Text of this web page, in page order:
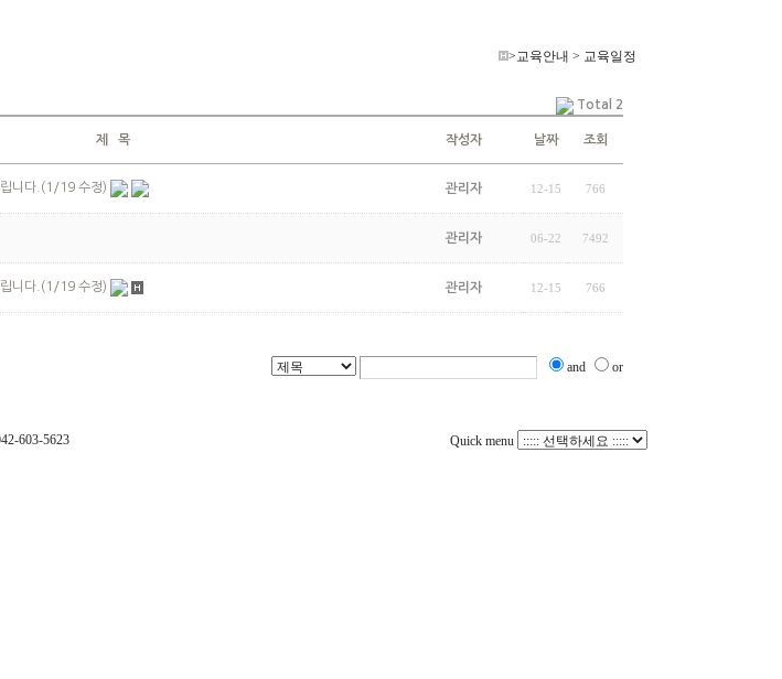
>교육안내 > 교육일정
Total 2
제 목 작성자 날짜 조회
니다.(1/19 수정) 관리자 12-15 766
관리자 06-22 7492
니다.(1/19 수정) 관리자 12-15 766
and or
603-5623
Quick menu